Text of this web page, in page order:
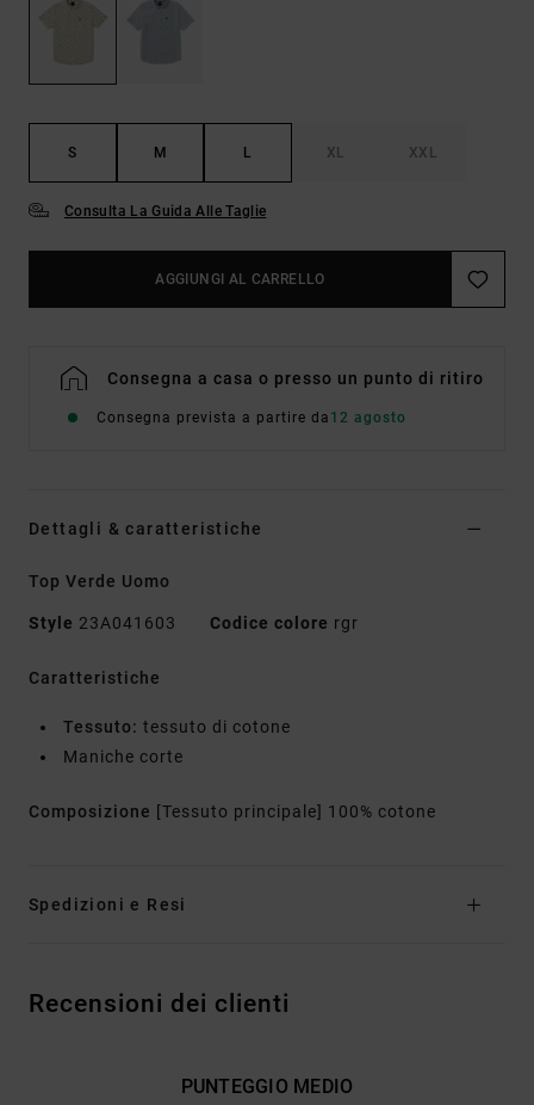
S M L XL XXL
Consulta La Guida Alle Taglie
AGGIUNGI AL CARRELLO
Consegna a casa o presso un punto di ritiro
Consegna prevista a partire da 12 agosto
Dettagli & caratteristiche
Top Verde Uomo
Style 23A041603 Codice colore rgr
Caratteristiche
Tessuto: tessuto di cotone
Maniche corte
Composizione [Tessuto principale] 100% cotone
Spedizioni e Resi
Recensioni dei clienti
PUNTEGGIO MEDIO